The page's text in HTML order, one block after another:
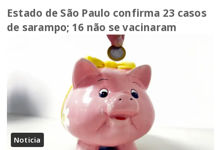
Estado de São Paulo confirma 23 casos
de sarampo; 16 não se vacinaram
Noticia